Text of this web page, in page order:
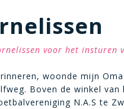
voor het insturen
woonde mijn
Boven de winkel
N.A.S te